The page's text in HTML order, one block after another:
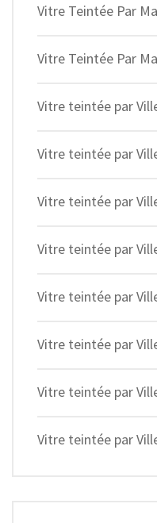
Vitre Teintée Par
Vitre Teintée Par
Vitre teintée par
Vitre teintée par
Vitre teintée par
Vitre teintée par
Vitre teintée par
Vitre teintée par
Vitre teintée par
Vitre teintée par